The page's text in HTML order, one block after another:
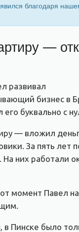
благодаря
—
развивал
бизнес в
буквально с
— вложил
За пять лет
На них работали
момент Павел
в Пинске было